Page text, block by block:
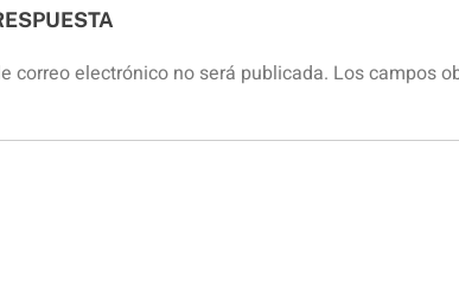
correo electrónico no será publicada. Los campos